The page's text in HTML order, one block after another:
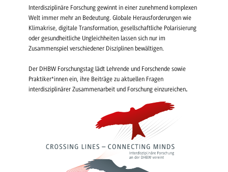
Interdisziplinäre Forschung gewinnt in einer zunehmend komplexen
Welt immer mehr an Bedeutung. Globale Herausforderungen wie
Klimakrise, digitale Transformation, gesellschaftliche Polarisierung
oder gesundheitliche Ungleichheiten lassen sich nur im
Zusammenspiel verschiedener Disziplinen bewältigen.
Der DHBW Forschungstag lädt Lehrende und Forschende sowie
Praktiker*innen ein, ihre Beiträge zu aktuellen Fragen
interdisziplinärer Zusammenarbeit und Forschung einzureichen.